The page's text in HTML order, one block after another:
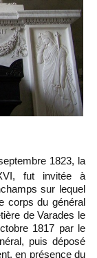
1823, la
fut invitée à
sur lequel
corps du général
de Varades le
1817 par le
puis déposé
en présence du